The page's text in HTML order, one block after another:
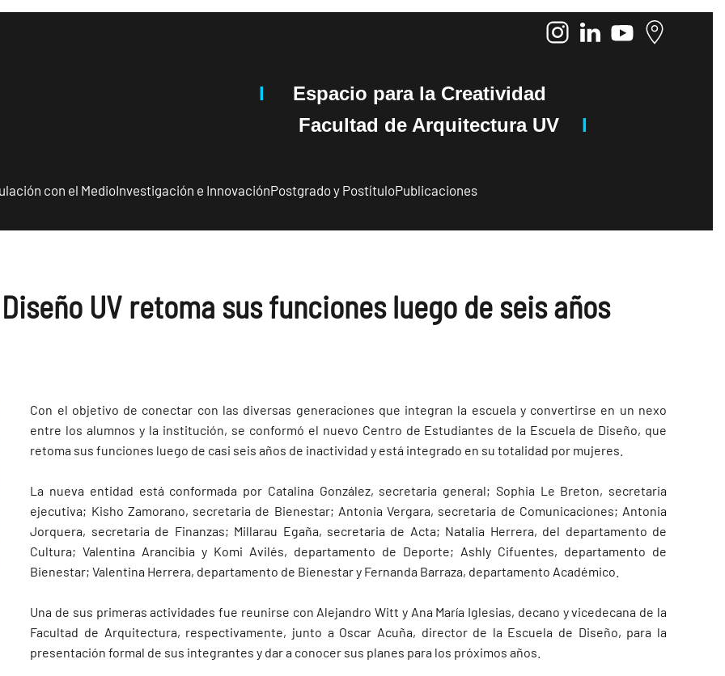
I Espacio para la Creatividad
Facultad de Arquitectura UV
I
con el MedioInvestigación e InnovaciónPostgrado y PostítuloPublicaciones
UV retoma sus funciones luego de seis años
Con el objetivo de conectar con las diversas generaciones que integran la escuela y convertirse en un nexo
entre los alumnos y la institución, se conformó el nuevo Centro de Estudiantes de la Escuela de Diseño, que
retoma sus funciones luego de casi seis años de inactividad y está integrado en su totalidad por mujeres.
La nueva entidad está conformada por Catalina González, secretaria general; Sophia Le Breton, secretaria
ejecutiva; Kisho Zamorano, secretaria de Bienestar; Antonia Vergara, secretaria de Comunicaciones; Antonia
Jorquera, secretaria de Finanzas; Millarau Egaña, secretaria de Acta; Natalia Herrera, del departamento de
Cultura; Valentina Arancibia y Komi Avilés, departamento de Deporte; Ashly Cifuentes, departamento de
Bienestar; Valentina Herrera, departamento de Bienestar y Fernanda Barraza, departamento Académico.
Una de sus primeras actividades fue reunirse con Alejandro Witt y Ana María Iglesias, decano y vicedecana de la
Facultad de Arquitectura, respectivamente, junto a Oscar Acuña, director de la Escuela de Diseño, para la
presentación formal de sus integrantes y dar a conocer sus planes para los próximos años.